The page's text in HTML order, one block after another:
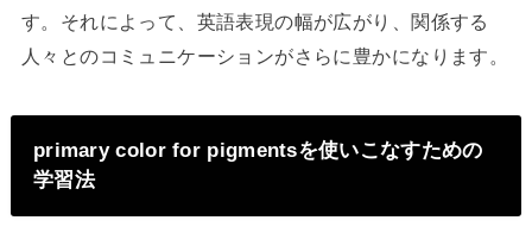
す。それによって、英語表現の幅が広がり、関係する
人々とのコミュニケーションがさらに豊かになります。
primary color for pigmentsを使いこなすための
学習法